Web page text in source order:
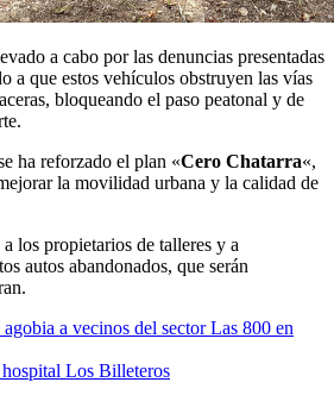
a cabo por las denuncias presentadas
a que estos vehículos obstruyen las vías
bloqueando el paso peatonal y de
ha reforzado el plan «Cero Chatarra«,
la movilidad urbana y la calidad de
los propietarios de talleres y a
autos abandonados, que serán
a vecinos del sector Las 800 en
Los Billeteros